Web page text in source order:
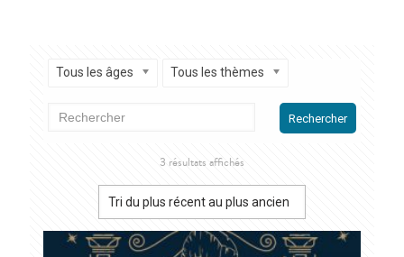
Tous les âges Tous les thèmes
Rechercher
3 résultats affichés
plus
au
plus